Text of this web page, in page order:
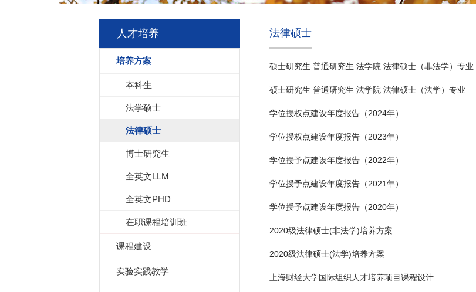
人才培养
培养方案
本科生
法学硕士
法律硕士
博士研究生
全英文LLM
全英文PHD
在职课程培训班
课程建设
实验实践教学
法律硕士
硕士研究生 普通研究生 法学院 法律硕士（非法学）专业
硕士研究生 普通研究生 法学院 法律硕士（法学）专业
学位授权点建设年度报告（2024年）
学位授权点建设年度报告（2023年）
学位授予点建设年度报告（2022年）
学位授予点建设年度报告（2021年）
学位授予点建设年度报告（2020年）
2020级法律硕士(非法学)培养方案
2020级法律硕士(法学)培养方案
上海财经大学国际组织人才培养项目课程设计